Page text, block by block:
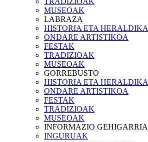
MUSEOAK
LABRAZA
HISTORIA ETA HERALDIKA
ONDARE ARTISTIKOA
FESTAK
TRADIZIOAK
MUSEOAK
GORREBUSTO
HISTORIA ETA HERALDIKA
ONDARE ARTISTIKOA
FESTAK
TRADIZIOAK
MUSEOAK
INFORMAZIO GEHIGARRIA
INGURUAK